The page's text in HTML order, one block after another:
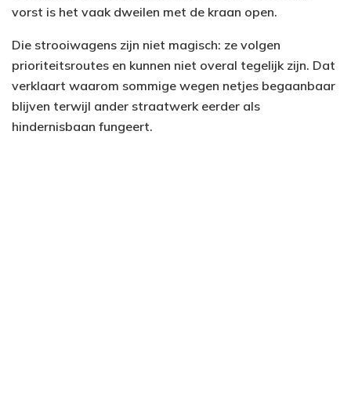
vorst is het vaak dweilen met de kraan open.
Die strooiwagens zijn niet magisch: ze volgen
prioriteitsroutes en kunnen niet overal tegelijk zijn. Dat
verklaart waarom sommige wegen netjes begaanbaar
blijven terwijl ander straatwerk eerder als
hindernisbaan fungeert.